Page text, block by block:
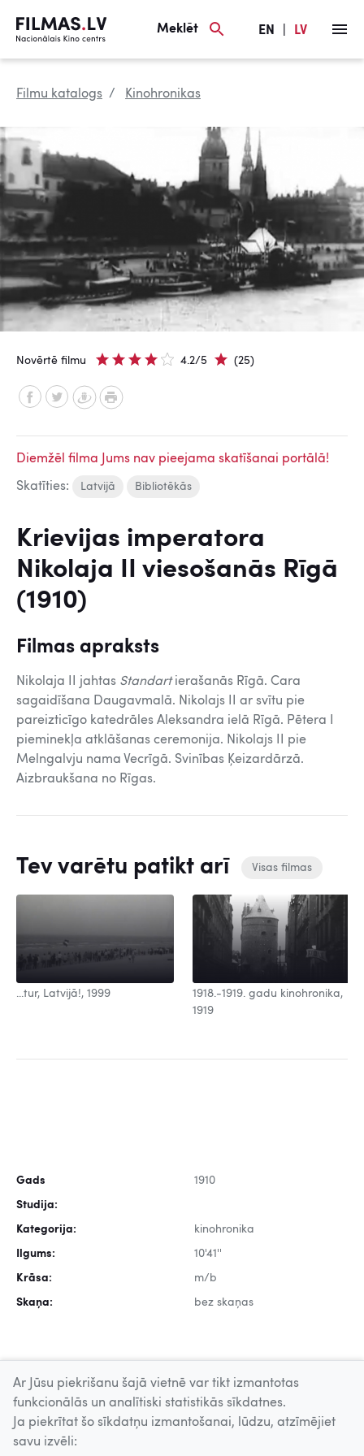
Meklēt EN LV
Filmu katalogs Kinohronikas
Novērtē filmu 4.2/5 (25)
Diemžēl filma Jums nav pieejama skatīšanai portālā!
Skatīties: Latvijā Bibliotēkās
Krievijas imperatora
Nikolaja II viesošanās Rīgā
(1910)
Filmas apraksts
Nikolaja II jahtas Standartierašanās Rīgā. Cara
sagaidīšana Daugavmalā. Nikolajs II ar svītu pie
pareizticīgo katedrāles Aleksandra ielā Rīgā. Pētera I
pieminekļa atklāšanas ceremonija. Nikolajs II pie
Melngalvju nama Vecrīgā. Svinības Ķeizardārzā.
Aizbraukšana no Rīgas.
Tev varētu patikt arī Visas filmas
...tur, Latvijā!, 1999
1918.-1919. gadu kinohronika,
1919
Gads 1910
Studija:
Kategorija: kinohronika
Ilgums: 10'41''
Krāsa: m/b
Skaņa: bez skaņas
Uz augšu
Ar Jūsu piekrišanu šajā vietnē var tikt izmantotas
funkcionālās un analītiski statistikās sīkdatnes.
Ja piekrītat šo sīkdatņu izmantošanai, lūdzu, atzīmējiet
savu izvēli: